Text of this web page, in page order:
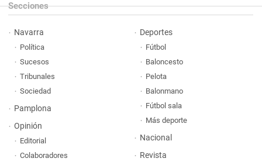
Secciones
Navarra
Política
Sucesos
Tribunales
Sociedad
Pamplona
Opinión
Editorial
Colaboradores
Deportes
Fútbol
Baloncesto
Pelota
Balonmano
Fútbol sala
Más deporte
Nacional
Revista